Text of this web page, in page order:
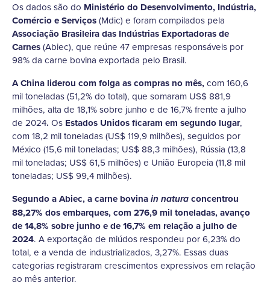
Os dados são do Ministério do Desenvolvimento, Indústria,
Comércio e Serviços(Mdic) e foram compilados pela
Associação Brasileira das Indústrias Exportadoras de
Carnes(Abiec), que reúne 47 empresas responsáveis por
98% da carne bovina exportada pelo Brasil.
A China liderou com folga as compras no mês,com 160,6
mil toneladas (51,2% do total), que somaram US$ 881,9
milhões, alta de 18,1% sobre junho e de 16,7% frente a julho
de 2024. Os Estados Unidos ficaram em segundo lugar,
com 18,2 mil toneladas (US$ 119,9 milhões), seguidos por
México (15,6 mil toneladas; US$ 88,3 milhões), Rússia (13,8
mil toneladas; US$ 61,5 milhões) e União Europeia (11,8 mil
toneladas; US$ 99,4 milhões).
Segundo a Abiec, a carne bovina in natura concentrou
88,27% dos embarques, com 276,9 mil toneladas, avanço
de 14,8% sobre junho e de 16,7% em relação a julho de
2024. A exportação de miúdos respondeu por 6,23% do
total, e a venda de industrializados, 3,27%. Essas duas
categorias registraram crescimentos expressivos em relação
ao mês anterior.